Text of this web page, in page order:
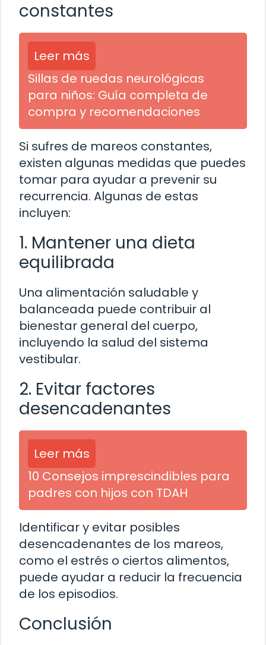
constantes
Leer más
Sillas de ruedas neurológicas
para niños: Guía completa de
compra y recomendaciones
Si sufres de mareos constantes,
existen algunas medidas que puedes
tomar para ayudar a prevenir su
recurrencia. Algunas de estas
incluyen:
1. Mantener una dieta
equilibrada
Una alimentación saludable y
balanceada puede contribuir al
bienestar general del cuerpo,
incluyendo la salud del sistema
vestibular.
2. Evitar factores
desencadenantes
Leer más
10 Consejos imprescindibles para
padres con hijos con TDAH
Identificar y evitar posibles
desencadenantes de los mareos,
como el estrés o ciertos alimentos,
puede ayudar a reducir la frecuencia
de los episodios.
Conclusión